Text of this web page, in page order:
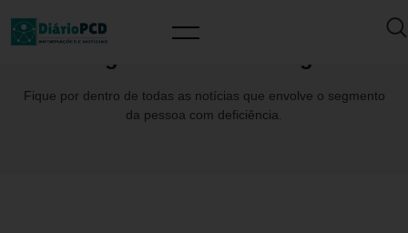
Fique por dentro de todas as notícias que envolve o segmento
da pessoa com deficiência.